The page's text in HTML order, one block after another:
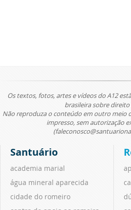
Os textos, fotos, artes e vídeos do A12
brasileira sobre
Não reproduza o conteúdo em outro meio
impresso, sem autorização
Santuário
academia marial
água mineral aparecida
cidade do romeiro